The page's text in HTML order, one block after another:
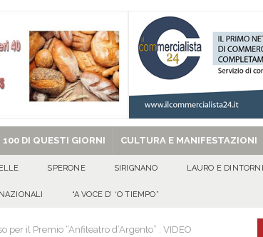
il Martirio di san Giovanni Battista e santa Sabina EVIDENZA
100 DI QUESTI GIORNI CULTURA E MANIFESTAZIONI
SPERONE SIRIGNANO LAURO E DINTORNI
“A VOCE D’ ‘O TIEMPO”
per il Premio “Anfiteatro d’Argento” . VIDEO